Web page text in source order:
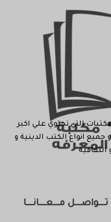
التي تحتوي علي اكبر
انواع الكتب الدينية و
الثقافية
تـــواصـــل مـــعـــانـــا